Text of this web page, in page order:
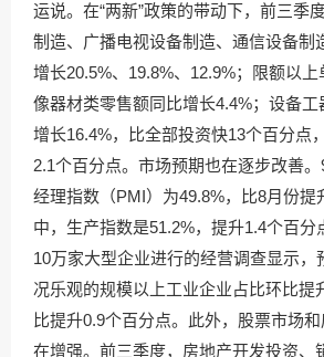
运说。在“两新”政策的带动下，前三季
制造、广播电视设备制造、通信设备制
增长20.5%、19.8%、12.9%；限额以
像器材类零售额同比增长4.4%；设备
增长16.4%，比全部投资快13个百分点
2.1个百分点。市场预期也在逐步改善
经理指数（PMI）为49.8%，比8月份提
中，生产指数是51.2%，提升1.4个百分
10万家大型企业进行的经营调查显示，
况乐观的规模以上工业企业占比环比提
比提升0.9个百分点。此外，股票市场
在增强。前三季度，房地产开发投资、